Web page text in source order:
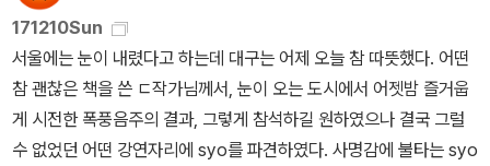
역사적 담론에 대한 심층적 접근이 필요하다고 주장한다. 성 정체성
때문에 고통받는 사람들이 많다. 사회적 약자인 이들이 당당하게 자
신의 정체성을 밝히지 못하는 분위기는 여전하다. 이렇다 보니 자신
들이 차별받는 상황에 적극적으로 문제 제기할 수 있는 담론이 형성
되지 못했다. 그리고 성 소수자 문제는 페미니스트들이 손쓰기 어려
스크린은...』, 30쪽). 폴 B. 프레시아도는 스페인 출신의 철학자로 퀴
어 FTM 트랜스젠더(여성→남성으로 성전환)다. 원래 이름은 베아트
리즈 프레시아도였다. 남성 호르몬 요법을 통한 성전환 이후로 ‘폴 베
아트리즈 프레시아도’로 개명했다. 작년에 프레시아도의 초기작이자
대표작인 《대항성 선언》(Manifiesto contrasexual)이 번역 출간
금서로 지정됐다. 우나는 ‘트루브리지’라는 칭호를 가진 남작의 아내
였으나 1919년에 이혼한 후에 홀의 연인이 되었다. 퀴어 페미니스
트 주디스 잭 핼버스탬(Judith Jack Halberstam)은 《여성의 남성
성》에서 홀이 활동하던 시대의 성 담론을 분석한다. 홀과 우나는 어디
든 여행을 할 수 있을 정도로 부유한 레즈비언이었다. 그래서 그녀들
였습니다. 취소 사유는 이렇습니다. “여러 연령대의 이용자가 이용하
는 공공도서관 소장 도서로는 적합하지 않은 것으로 생각되어 제외되
었습니다.” 이 책의 부제는 ‘근대의 틈새에 숨은 변태들의 초상’입
니다. 혹시 사서가 이 책을 ‘변태들’이 나오는 음란한 도서라고 생각했
던 것일까요? 원래 퀴어(queer)는 ‘괴상한’, ‘기묘한’이라는 뜻을 가
171210Sun
서울에는 눈이 내렸다고 하는데 대구는 어제 오늘 참 따뜻했다. 어떤
참 괜찮은 책을 쓴 ㄷ작가님께서, 눈이 오는 도시에서 어젯밤 즐거웁
게 시전한 폭풍음주의 결과, 그렇게 참석하길 원하였으나 결국 그럴
수 없었던 어떤 강연자리에 syo를 파견하였다. 사명감에 불타는 syo